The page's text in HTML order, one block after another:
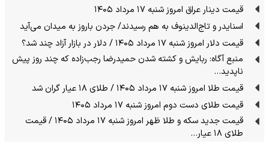
قیمت دینار عراق امروز شنبه ۱۷ مرداد ۱۴۰۵
اسنایدر و تاج‌الدینوف به هم رسیدند/ جردن باروز به میدان می‌آید
قیمت دلار امروز شنبه ۱۷ مرداد ۱۴۰۵ / دلار در بازار آزاد چند شد؟
منبع آگاه: ربایش و کشته شدن حمیدرضا رجب‌زاده که چند روز پیش
ناپدید…
قیمت طلا امروز شنبه ۱۷ مرداد ۱۴۰۵ / طلای ۱۸ عیار گران شد
قیمت طلای دست دوم امروز شنبه ۱۷ مرداد ۱۴۰۵
قیمت جدید سکه و طلا ظهر امروز شنبه ۱۷ مرداد ۱۴۰۵ / قیمت
طلای ۱۸ عیار…